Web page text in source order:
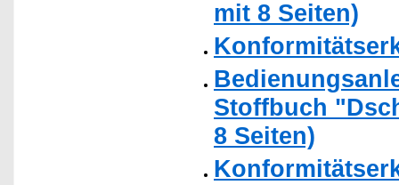
mit 8 Seiten)
Stoffbuch
8 Seiten)